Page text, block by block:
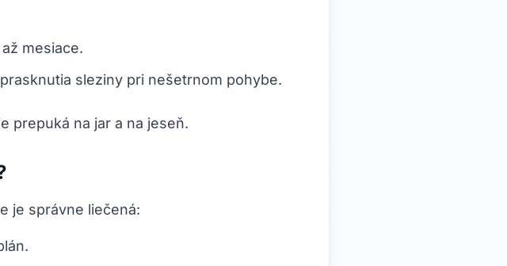
mesiace.
sleziny pri nešetrnom pohybe.
prepuká na jar a na jeseň.
je správne liečená: